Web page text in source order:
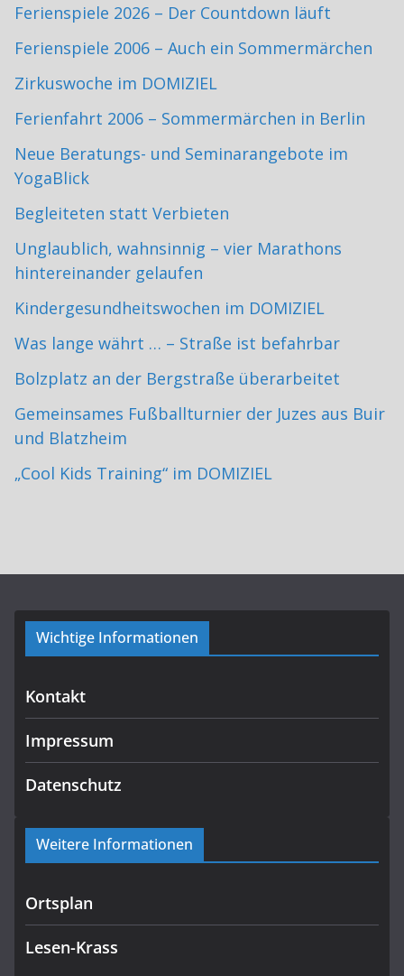
Ferienspiele 2026 – Der Countdown läuft
Ferienspiele 2006 – Auch ein Sommermärchen
Zirkuswoche im DOMIZIEL
Ferienfahrt 2006 – Sommermärchen in Berlin
Neue Beratungs- und Seminarangebote im
YogaBlick
Begleiteten statt Verbieten
Unglaublich, wahnsinnig – vier Marathons
hintereinander gelaufen
Kindergesundheitswochen im DOMIZIEL
Was lange währt … – Straße ist befahrbar
Bolzplatz an der Bergstraße überarbeitet
Gemeinsames Fußballturnier der Juzes aus Buir
und Blatzheim
„Cool Kids Training“ im DOMIZIEL
Wichtige Informationen
Kontakt
Impressum
Datenschutz
Weitere Informationen
Ortsplan
Lesen-Krass